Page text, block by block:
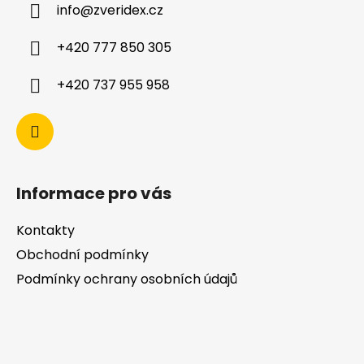
info@zveridex.cz
+420 777 850 305
+420 737 955 958
Informace pro vás
Kontakty
Obchodní podmínky
Podmínky ochrany osobních údajů